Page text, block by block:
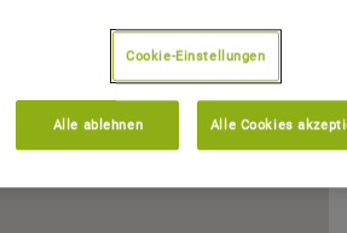
Cookie-Einstellungen
Alle ablehnen Alle Cookies